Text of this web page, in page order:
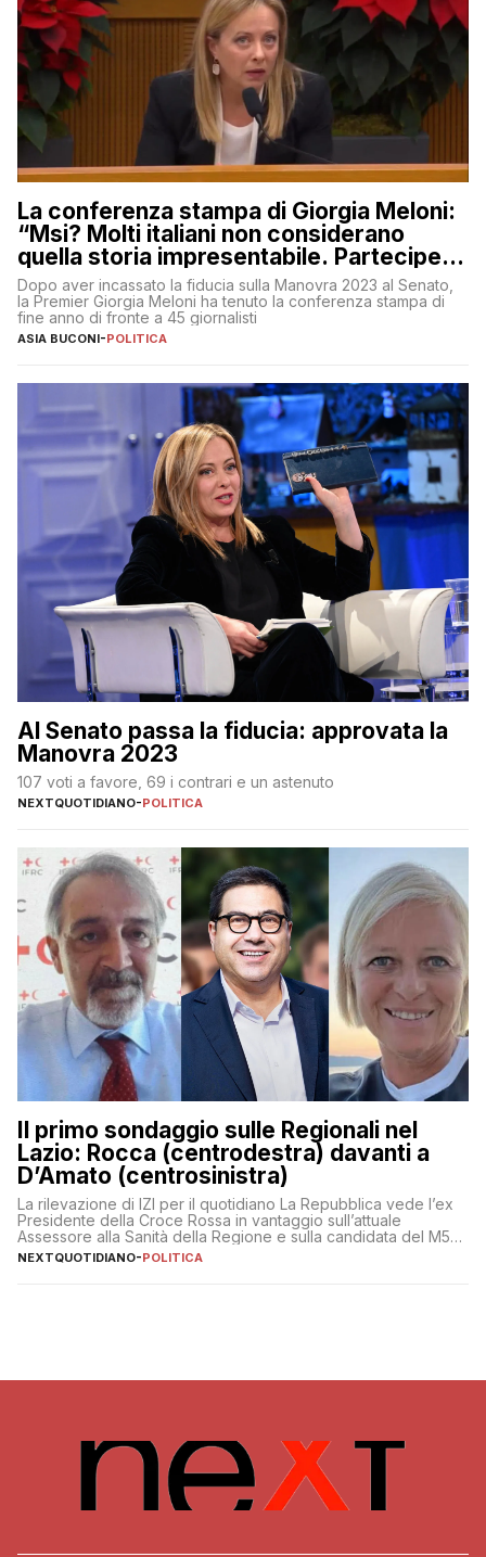
La conferenza stampa di Giorgia Meloni:
“Msi? Molti italiani non considerano
quella storia impresentabile. Parteciperò
al 25 aprile”
Dopo aver incassato la fiducia sulla Manovra 2023 al Senato,
la Premier Giorgia Meloni ha tenuto la conferenza stampa di
fine anno di fronte a 45 giornalisti
ASIA BUCONI-POLITICA
Al Senato passa la fiducia: approvata la
Manovra 2023
107 voti a favore, 69 i contrari e un astenuto
NEXTQUOTIDIANO-POLITICA
Il primo sondaggio sulle Regionali nel
Lazio: Rocca (centrodestra) davanti a
D’Amato (centrosinistra)
La rilevazione di IZI per il quotidiano La Repubblica vede l’ex
Presidente della Croce Rossa in vantaggio sull’attuale
Assessore alla Sanità della Regione e sulla candidata del M5S
Donatella Bianchi
NEXTQUOTIDIANO-POLITICA